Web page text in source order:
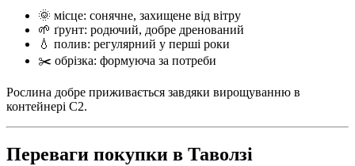
🌞 місце: сонячне, захищене від вітру
🌱 ґрунт: родючий, добре дренований
💧 полив: регулярний у перші роки
✂️ обрізка: формуюча за потреби
Рослина добре приживається завдяки вирощуванню в
контейнері С2.
Переваги покупки в Таволзі